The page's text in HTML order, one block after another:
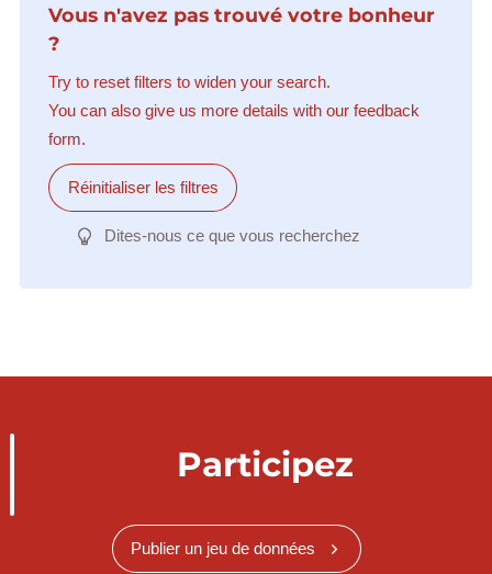
Vous n'avez pas trouvé votre bonheur
?
Try to reset filters to widen your search.
You can also give us more details with our feedback
form.
Réinitialiser les filtres
Dites-nous ce que vous recherchez
Participez
Publier un jeu de données